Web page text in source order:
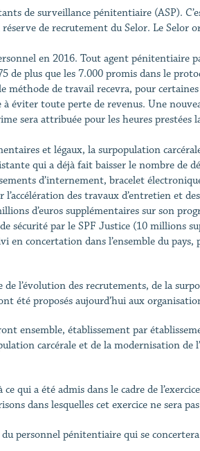
de surveillance pénitentiaire (ASP).
de recrutement du Selor. Le Selor
en 2016. Tout agent pénitentiaire
de plus que les 7.000 promis dans le
méthode de travail recevra, pour
à éviter toute perte de revenus. Une
sera attribuée pour les heures prestées
et légaux, la surpopulation
qui a déjà fait baisser le nombre de
d’internement, bracelet
des travaux d’entretien et
d’euros supplémentaires sur son
sécurité par le SPF Justice (10 millions
en concertation dans l’ensemble du
l’évolution des recrutements, de la
été proposés aujourd’hui aux
ensemble, établissement par
carcérale et de la modernisation de
qui a été admis dans le cadre de
dans lesquelles cet exercice ne sera
personnel pénitentiaire qui se